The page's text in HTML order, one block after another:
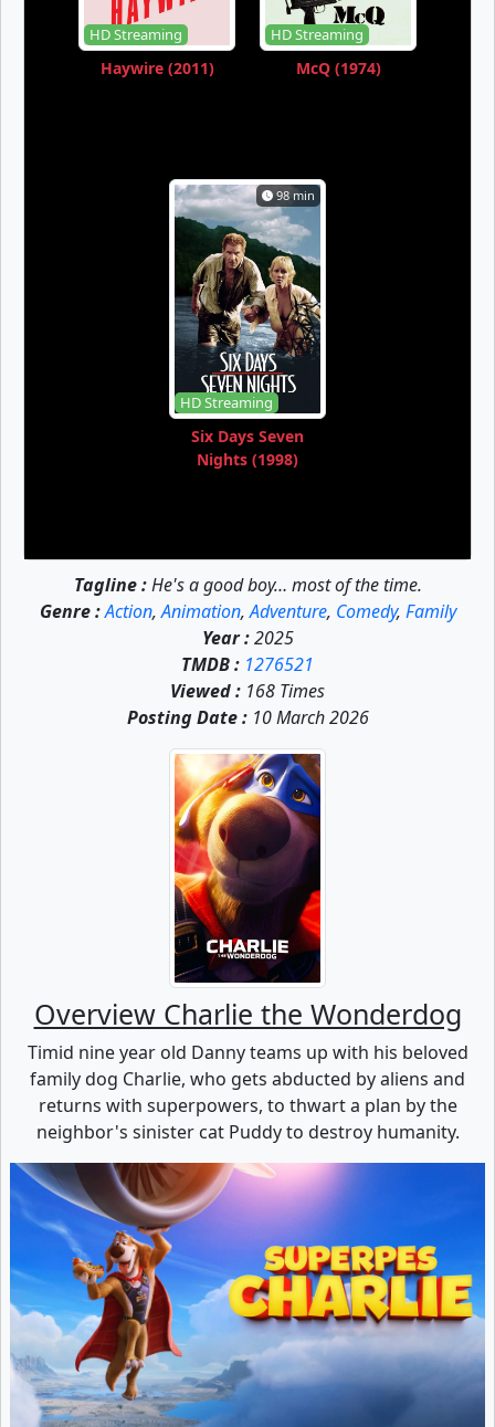
HD Streaming
Haywire (2011)
HD Streaming
McQ (1974)
98 min
HD Streaming
Six Days Seven
Nights (1998)
Tagline :He's a good boy… most of the time.
Genre :Action,Animation,Adventure, Comedy, Family
Year :2025
TMDB : 1276521
Viewed : 168 Times
Posting Date :10 March 2026
Overview Charlie the Wonderdog
Timid nine year old Danny teams up with his beloved
family dog Charlie, who gets abducted by aliens and
returns with superpowers, to thwart a plan by the
neighbor's sinister cat Puddy to destroy humanity.